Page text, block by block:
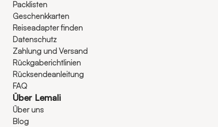
Packlisten
Geschenkkarten
Reiseadapter finden
Datenschutz
Zahlung und Versand
Rückgaberichtlinien
Rücksendeanleitung
FAQ
Über Lemali
Über uns
Blog